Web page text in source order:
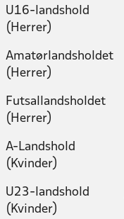
U16-landshold
(Herrer)
Amatørlandsholdet
(Herrer)
Futsallandsholdet
(Herrer)
A-Landshold
(Kvinder)
U23-landshold
(Kvinder)